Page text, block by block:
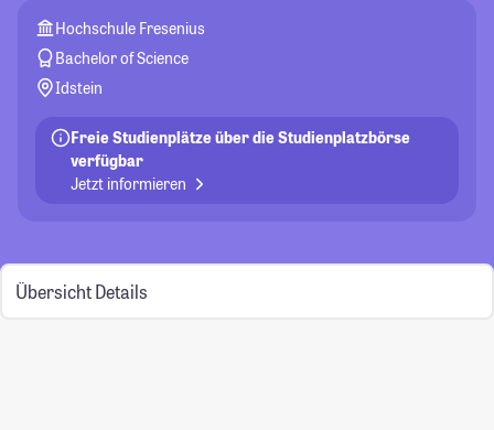
Hochschule Fresenius
Bachelor of Science
Idstein
Freie Studienplätze über die Studienplatzbörse
verfügbar
Jetzt informieren
Übersicht Details